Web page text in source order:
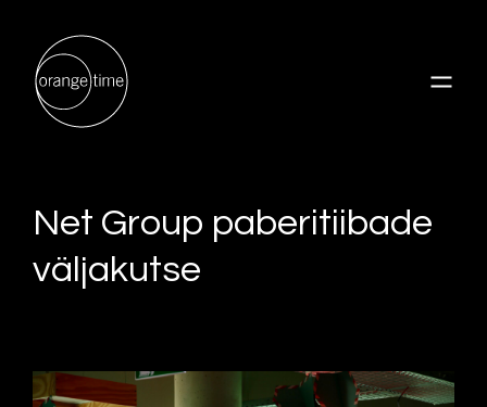
Net Group paberitiibade
väljakutse